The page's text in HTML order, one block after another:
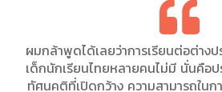
ผมกล้าพูดได้เลยว่าการเรียนต่อต่างป
เด็กนักเรียนไทยหลายคนไม่มี นั่นคือ
ทัศนคติที่เปิดกว้าง ความสามารถใน